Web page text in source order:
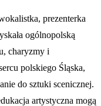
prezenterka
ogólnopolską
charyzmy i
polskiego Śląska,
do sztuki scenicznej.
artystyczna mogą